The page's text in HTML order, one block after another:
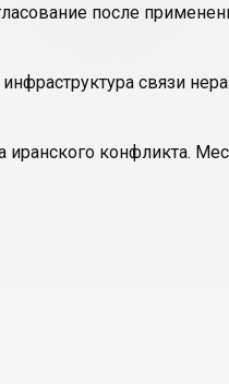
после
связи
иранского